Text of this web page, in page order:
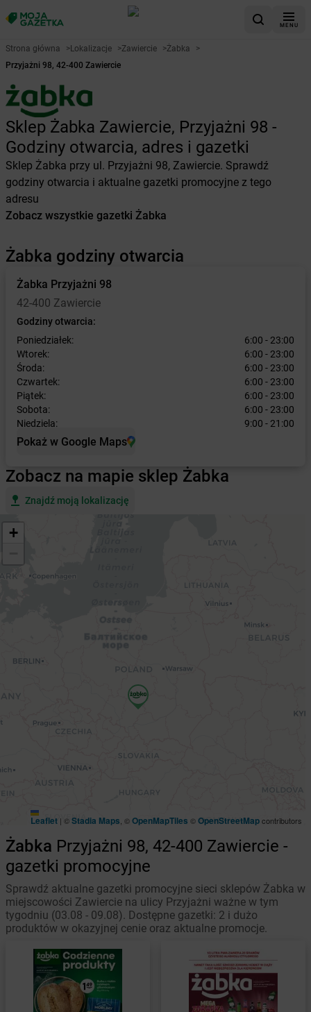
MENU
Strona główna >Lokalizacje >Zawiercie >Żabka
>
Przyjażni 98, 42-400 Zawiercie
Sklep Żabka Zawiercie, Przyjażni 98 -
Godziny otwarcia, adres i gazetki
Sklep Żabka przy ul. Przyjażni 98, Zawiercie. Sprawdź
godziny otwarcia i aktualne gazetki promocyjne z tego
adresu
Zobacz wszystkie gazetki Żabka
Żabka godziny otwarcia
Żabka Przyjażni 98
42-400 Zawiercie
Godziny otwarcia:
Poniedziałek:
6:00 - 23:00
Wtorek:
6:00 - 23:00
Środa:
6:00 - 23:00
Czwartek:
6:00 - 23:00
Piątek:
6:00 - 23:00
Sobota:
6:00 - 23:00
Niedziela:
9:00 - 21:00
Pokaż w Google Maps
Zobacz na mapie sklep Żabka
Znajdź moją lokalizację
+
Leaflet | ©Stadia Maps , ©OpenMapTiles ©OpenStreetMapcontributors
Żabka Przyjażni 98, 42-400 Zawiercie -
gazetki promocyjne
Sprawdź aktualne gazetki promocyjne sieci sklepów Żabka w
miejscowości Zawiercie na ulicy Przyjażni ważne w tym
tygodniu (03.08 - 09.08). Dostępne gazetki: 2 i dużo
produktów w okazyjnej cenie oraz aktualne promocje.